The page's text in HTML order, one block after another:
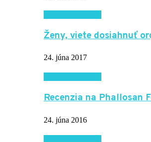
Ženy, viete dosiahnuť
24. júna 2017
Recenzia na Phallosan
24. júna 2016